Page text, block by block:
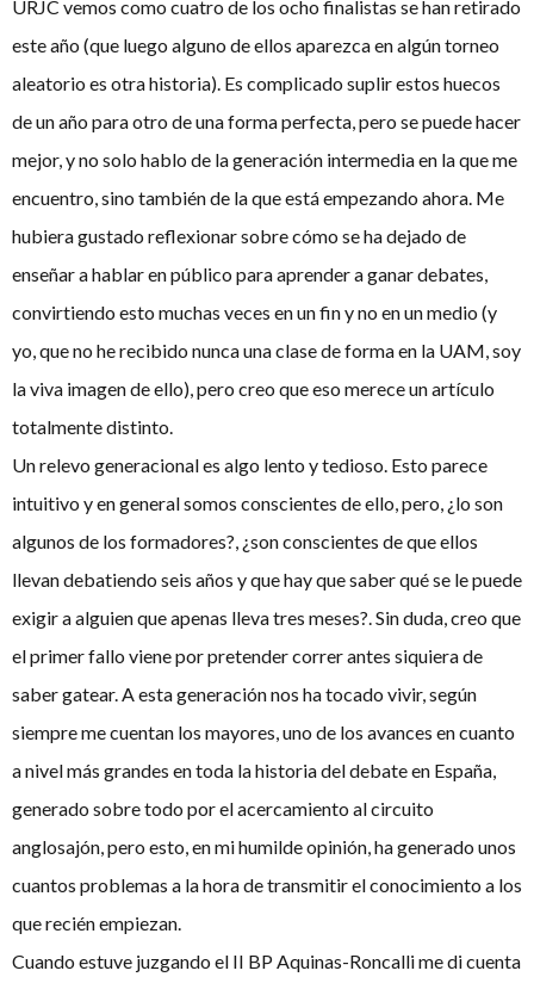
URJC vemos como cuatro de los ocho finalistas se han retirado
este año (que luego alguno de ellos aparezca en algún torneo
aleatorio es otra historia). Es complicado suplir estos huecos
de un año para otro de una forma perfecta, pero se puede hacer
mejor, y no solo hablo de la generación intermedia en la que me
encuentro, sino también de la que está empezando ahora. Me
hubiera gustado reflexionar sobre cómo se ha dejado de
enseñar a hablar en público para aprender a ganar debates,
convirtiendo esto muchas veces en un fin y no en un medio (y
yo, que no he recibido nunca una clase de forma en la UAM, soy
la viva imagen de ello), pero creo que eso merece un artículo
totalmente distinto.
Un relevo generacional es algo lento y tedioso. Esto parece
intuitivo y en general somos conscientes de ello, pero, ¿lo son
algunos de los formadores?, ¿son conscientes de que ellos
llevan debatiendo seis años y que hay que saber qué se le puede
exigir a alguien que apenas lleva tres meses?. Sin duda, creo que
el primer fallo viene por pretender correr antes siquiera de
saber gatear. A esta generación nos ha tocado vivir, según
siempre me cuentan los mayores, uno de los avances en cuanto
a nivel más grandes en toda la historia del debate en España,
generado sobre todo por el acercamiento al circuito
anglosajón, pero esto, en mi humilde opinión, ha generado unos
cuantos problemas a la hora de transmitir el conocimiento a los
que recién empiezan.
Cuando estuve juzgando el II BP Aquinas-Roncalli me di cuenta